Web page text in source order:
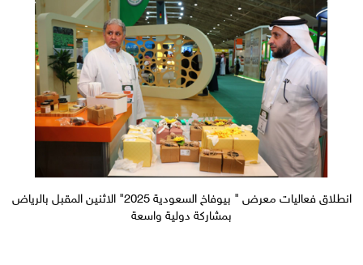
انطلاق فعاليات معرض " بيوفاخ السعودية 2025" الاثنين المقبل بالرياض
بمشاركة دولية واسعة